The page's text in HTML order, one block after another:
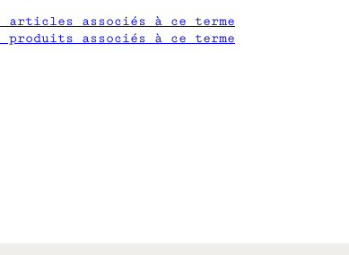
associés à ce terme
associés à ce terme